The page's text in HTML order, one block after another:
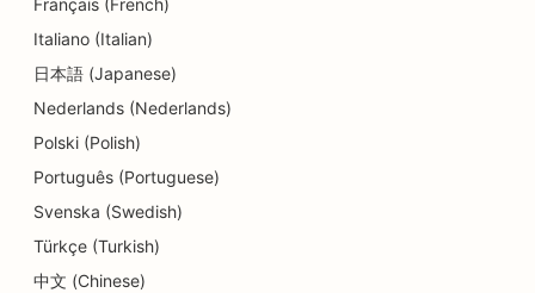
SEO untuk Delis
SEO untuk Pengunjung
SEO untuk Layanan Dermabrasi
SEO untuk Toko Detail
SEO untuk Layanan Pendidikan dan Pengasuhan
Français (French)
Italiano (Italian)
日本語 (Japanese)
Nederlands (Nederlands)
Polski (Polish)
Português (Portuguese)
Svenska (Swedish)
Türkçe (Turkish)
中文 (Chinese)